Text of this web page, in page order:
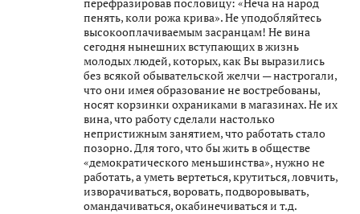
пенять, коли рожа крива». Не уподобляйтесь
высокооплачиваемым засранцам! Не вина
сегодня нынешних вступающих в жизнь
молодых людей, которых, как Вы выразились
без всякой обывательской желчи — настрогали,
что они имея образование не востребованы,
носят корзинки охраниками в магазинах. Не их
вина, что работу сделали настолько
непристижным занятием, что работать стало
позорно. Для того, что бы жить в обществе
«демократического меньшинства», нужно не
работать, а уметь вертеться, крутиться, ловчить,
изворачиваться, воровать, подворовывать,
омандачиваться, окабинечиваться и т.д.